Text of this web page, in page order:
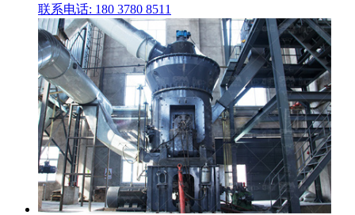
联系电话: 180 3780 8511